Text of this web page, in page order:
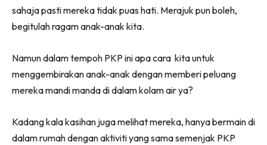
sahaja pasti mereka tidak puas hati. Merajuk pun boleh,
begitulah ragam anak-anak kita.
Namun dalam tempoh PKP ini apa cara kita untuk
menggembirakan anak-anak dengan memberi peluang
mereka mandi manda di dalam kolam air ya?
Kadang kala kasihan juga melihat mereka, hanya bermain di
dalam rumah dengan aktiviti yang sama semenjak PKP